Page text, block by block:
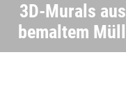
3D-Murals aus
bemaltem Müll